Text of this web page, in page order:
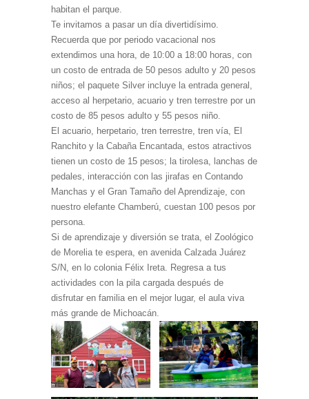
habitan el parque.
Te invitamos a pasar un día divertidísimo.
Recuerda que por periodo vacacional nos
extendimos una hora, de 10:00 a 18:00 horas, con
un costo de entrada de 50 pesos adulto y 20 pesos
niños; el paquete Silver incluye la entrada general,
acceso al herpetario, acuario y tren terrestre por un
costo de 85 pesos adulto y 55 pesos niño.
El acuario, herpetario, tren terrestre, tren vía, El
Ranchito y la Cabaña Encantada, estos atractivos
tienen un costo de 15 pesos; la tirolesa, lanchas de
pedales, interacción con las jirafas en Contando
Manchas y el Gran Tamaño del Aprendizaje, con
nuestro elefante Chamberú, cuestan 100 pesos por
persona.
Si de aprendizaje y diversión se trata, el Zoológico
de Morelia te espera, en avenida Calzada Juárez
S/N, en lo colonia Félix Ireta. Regresa a tus
actividades con la pila cargada después de
disfrutar en familia en el mejor lugar, el aula viva
más grande de Michoacán.